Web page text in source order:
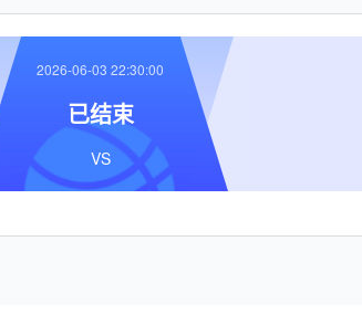
2026-06-03 22:30:00
已结束
VS